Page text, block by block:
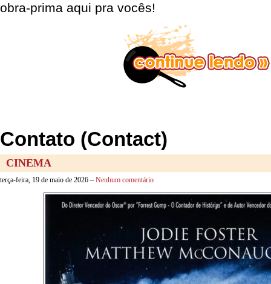
obra-prima aqui pra vocês!
Contato (Contact)
CINEMA
terça-feira, 19 de maio de 2026 – Nenhum comentário